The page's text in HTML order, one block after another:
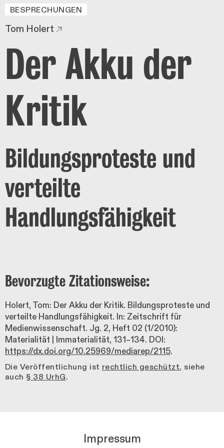
BESPRECHUNGEN
Tom Holert
Der Akku der
Kritik
Bildungsproteste und
verteilte
Handlungsfähigkeit
Bevorzugte Zitationsweise:
Holert, Tom: Der Akku der Kritik. Bildungsproteste und
verteilte Handlungsfähigkeit. In: Zeitschrift für
Medienwissenschaft. Jg. 2, Heft 02 (1/2010):
Materialität | Immaterialität, 131–134. DOI:
https://dx.doi.org/10.25969/mediarep/2115.
Die Veröffentlichung ist rechtlich geschützt, siehe
auch § 38 UrhG.
Impressum